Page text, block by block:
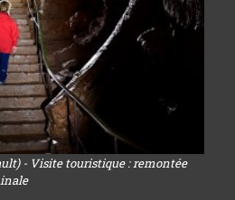
- Visite touristique : remontée